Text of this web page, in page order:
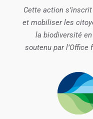
Cette action
et mobiliser les
la biodiversité en
soutenu par l’Office